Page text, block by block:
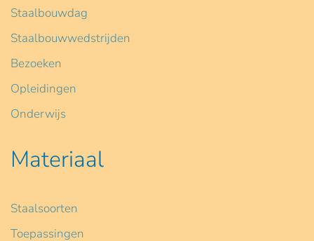
Staalbouwdag
Staalbouwwedstrijden
Bezoeken
Opleidingen
Onderwijs
Materiaal
Staalsoorten
Toepassingen